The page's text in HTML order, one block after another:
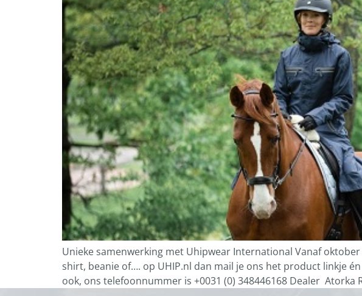
Unieke samenwerking met Uhipwear International Vanaf
shirt, beanie of…. op UHIP.nl dan mail je ons het product linkje
ook, ons telefoonnummer is +0031 (0) 348446168 Dealer Atorka